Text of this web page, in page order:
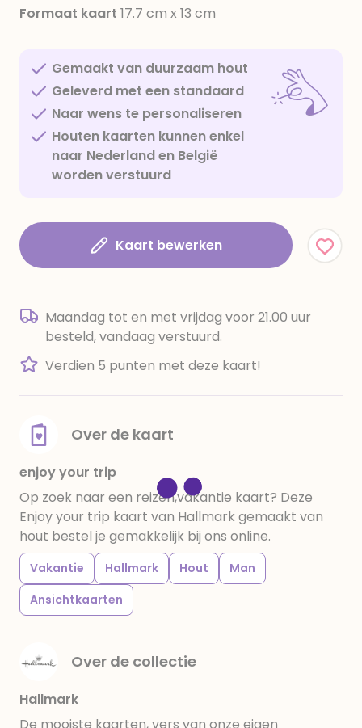
Formaat kaart 17.7 cm x 13 cm
Gemaakt van duurzaam hout
Geleverd met een standaard
Naar wens te personaliseren
Houten kaarten kunnen enkel
naar Nederland en België
worden verstuurd
Kaart bewerken
Maandag tot en met vrijdag voor 21.00 uur
besteld, vandaag verstuurd.
Verdien 5 punten met deze kaart!
Over de kaart
enjoy your trip
Op zoek naar een reizen,vakantie kaart? Deze
Enjoy your trip kaart van Hallmark gemaakt van
hout bestel je gemakkelijk bij ons online.
Vakantie Hallmark Hout
Man
Ansichtkaarten
Over de collectie
Hallmark